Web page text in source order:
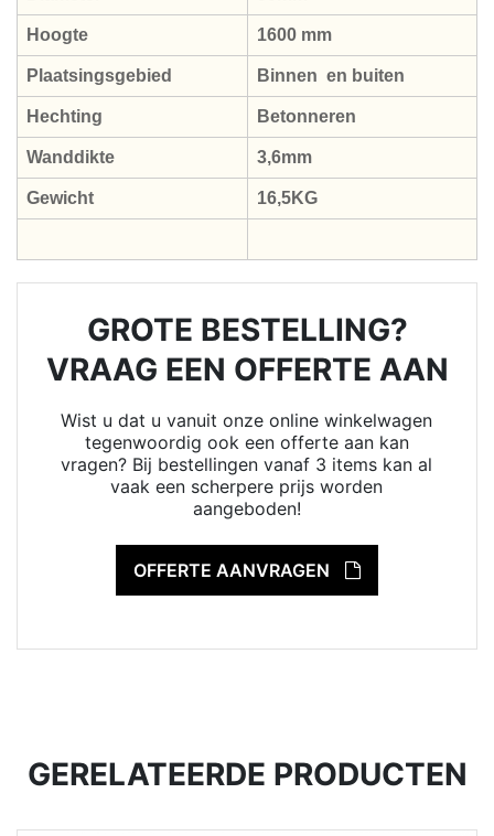
Hoogte 1600 mm
Plaatsingsgebied Binnen en buiten
Hechting Betonneren
Wanddikte 3,6mm
Gewicht 16,5KG
GROTE BESTELLING?
VRAAG EEN OFFERTE AAN
Wist u dat u vanuit onze online winkelwagen
tegenwoordig ook een offerte aan kan
vragen? Bij bestellingen vanaf 3 items kan al
vaak een scherpere prijs worden
aangeboden!
OFFERTE AANVRAGEN
GERELATEERDE PRODUCTEN